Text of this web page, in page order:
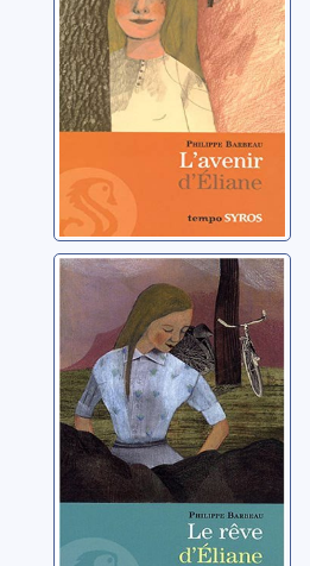
Le rêve d'Eliane
Barbeau, Philippe